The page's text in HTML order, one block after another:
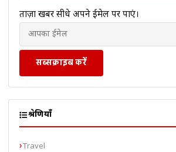
ताज़ा खबरें सीधे अपने ईमेल पर पाएं।
सब्सक्राइब करें
श्रेणियाँ
Travel